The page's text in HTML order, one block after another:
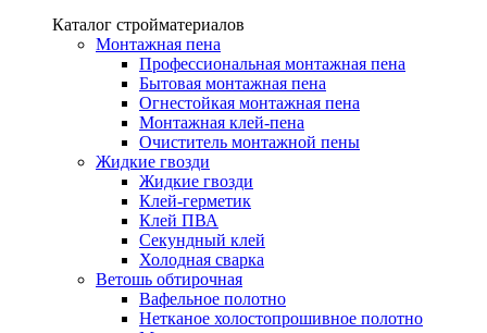
Каталог стройматериалов
Монтажная пена
Профессиональная монтажная пена
Бытовая монтажная пена
Огнестойкая монтажная пена
Монтажная клей-пена
Очиститель монтажной пены
Жидкие гвозди
Жидкие гвозди
Клей-герметик
Клей ПВА
Секундный клей
Холодная сварка
Ветошь обтирочная
Вафельное полотно
Нетканое холостопрошивное полотно